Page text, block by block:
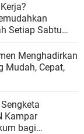
Setiap Sabtu
Menghadirkan
Mudah, Cepat,
Kampar
bagi